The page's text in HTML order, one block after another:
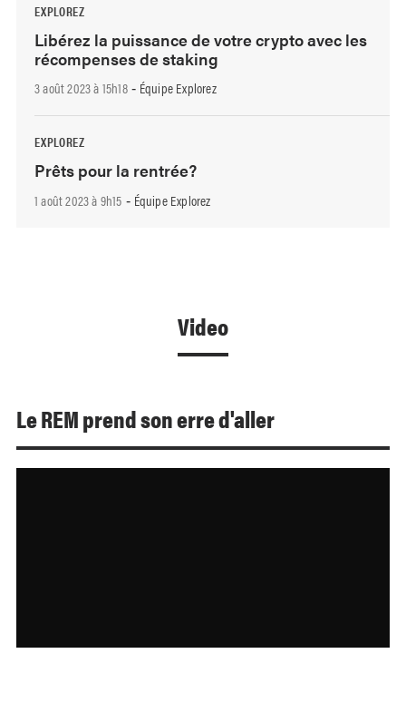
EXPLOREZ
Libérez la puissance de votre crypto avec les
récompenses de staking
3 août 2023 à 15h18- Équipe Explorez
EXPLOREZ
Prêts pour la rentrée?
1 août 2023 à 9h15 - Équipe Explorez
Video
Le REM prend son erre d'aller